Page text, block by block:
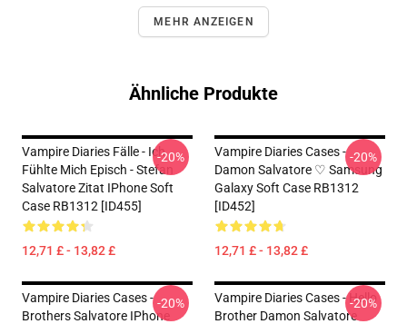
MEHR ANZEIGEN
Ähnliche Produkte
Vampire Diaries Fälle - Ich
Fühlte Mich Episch - Stefan
Salvatore Zitat IPhone Soft
Case RB1312 [ID455]
12,71 £ - 13,82 £
-20%
Vampire Diaries Cases -
Damon Salvatore ♡︎ Samsung
Galaxy Soft Case RB1312
[ID452]
12,71 £ - 13,82 £
-20%
Vampire Diaries Cases -
Brothers Salvatore IPhone
-20%
Vampire Diaries Cases - Hello
Brother Damon Salvatore
-20%